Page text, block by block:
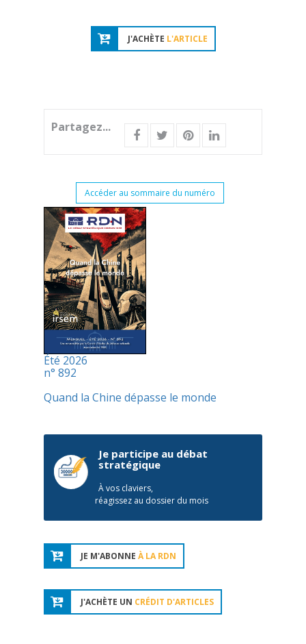
J'ACHÈTE L'ARTICLE
Partagez...
Accéder au sommaire du numéro
Été 2026
n° 892
Quand la Chine dépasse le monde
Je participe au débat
stratégique
À vos claviers,
réagissez au dossier du mois
JE M'ABONNE À LA RDN
J'ACHÈTE UN CRÉDIT D'ARTICLES